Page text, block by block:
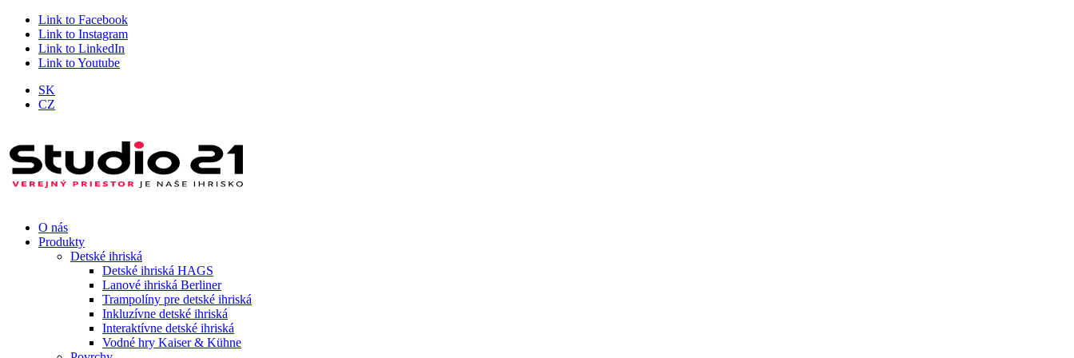
Link to Facebook
Link to Instagram
Link to LinkedIn
Link to Youtube
SK
CZ
O nás
Produkty
Detské ihriská
Detské ihriská HAGS
Lanové ihriská Berliner
Trampolíny pre detské ihriská
Inkluzívne detské ihriská
Interaktívne detské ihriská
Vodné hry Kaiser & Kühne